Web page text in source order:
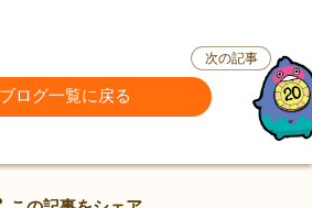
ブログ一覧に戻る
次の記事